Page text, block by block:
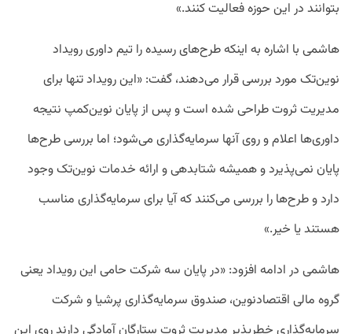
بتوانند در این حوزه فعالیت کنند.»
هاشمی با اشاره به اینکه طرح‌های رسیده را تیم داوری رویداد
نوین‌تک مورد بررسی قرار می‌دهند، گفت: «این رویداد تنها برای
مدیریت ثروت طراحی شده است و پس از پایان نوین‌کمپ نتیجه
داوری‌ها اعلام و روی آنها سرمایه‌گذاری می‌شود؛ اما بررسی طرح‌ها
پایان نمی‌پذیرد و همیشه شتابدهی و ارائه خدمات نوین‌تک وجود
دارد و طرح‌ها را بررسی می‌کنند که آیا برای سرمایه‌گذاری مناسب
هستند یا خیر.»
هاشمی در ادامه افزود: «در پایان سه شرکت حامی این رویداد یعنی
گروه مالی اقتصادنوین، صندوق سرمایه‌گذاری پرشیا و شرکت